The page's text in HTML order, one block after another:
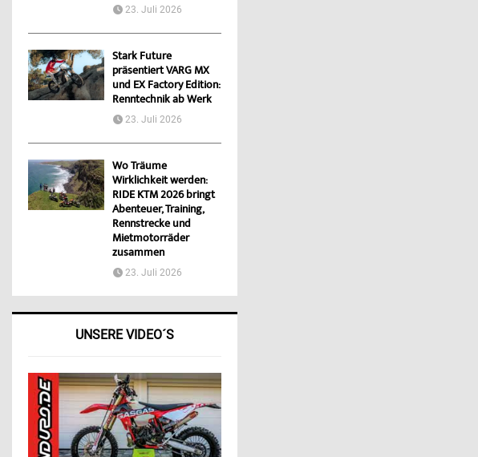
23. Juli 2026
Stark Future
präsentiert VARG MX
und EX Factory Edition:
Renntechnik ab Werk
23. Juli 2026
Wo Träume
Wirklichkeit werden:
RIDE KTM 2026 bringt
Abenteuer, Training,
Rennstrecke und
Mietmotorräder
zusammen
23. Juli 2026
UNSERE VIDEO´S